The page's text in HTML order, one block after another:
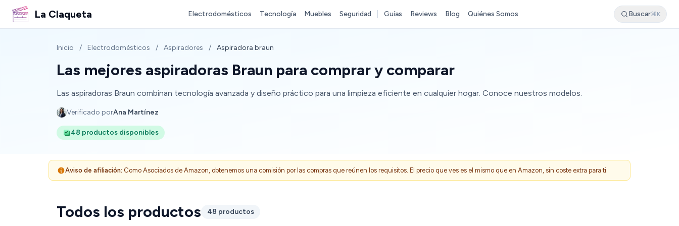
La Claqueta Electrodomésticos Tecnología Muebles Seguridad Guías Reviews Blog Quiénes Somos Buscar⌘K
Inicio / Electrodomésticos / Aspiradores / Aspiradora braun
Las mejores aspiradoras Braun para comprar y comparar
Las aspiradoras Braun combinan tecnología avanzada y diseño práctico para una limpieza eficiente en cualquier hogar. Conoce nuestros modelos.
Verificado porAna Martínez
48 productos disponibles
Aviso de afiliación: Como Asociados de Amazon, obtenemos una comisión por las compras que reúnen los requisitos. El precio que ves es el mismo que en Amazon, sin coste extra para ti.
Todos los productos 48 productos